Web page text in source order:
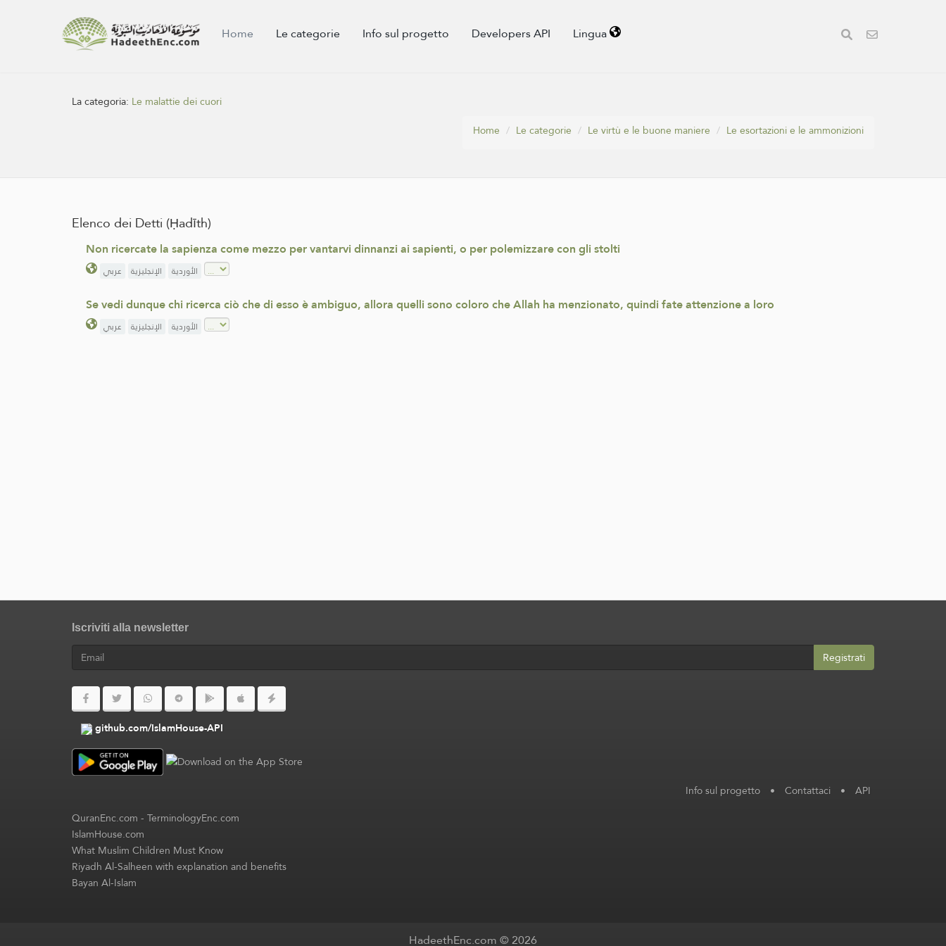
Home Le categorie Info sul progetto Developers API Lingua
La categoria: Le malattie dei cuori
Home
Le categorie Le virtù e le buone maniere Le esortazioni e le ammonizioni
Elenco dei Detti (Ḥadīth)
Non ricercate la sapienza come mezzo per vantarvi dinnanzi ai sapienti, o per polemizzare con gli stolti
عربي الإنجليزية الأوردية
Se vedi dunque chi ricerca ciò che di esso è ambiguo, allora quelli sono coloro che Allah ha menzionato, quindi fate attenzione a loro
عربي الإنجليزية الأوردية
Iscriviti alla newsletter
Registrati
github.com/IslamHouse-API
Info sul progetto • Contattaci • API
QuranEnc.com-TerminologyEnc.com
IslamHouse.com
What Muslim Children Must Know
Riyadh Al-Salheen with explanation and benefits
Bayan Al-Islam
HadeethEnc.com © 2026